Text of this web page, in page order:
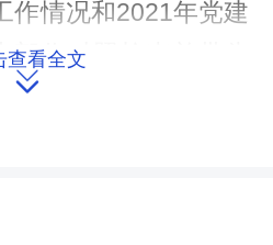
作情况和2021年党建
部作对照检查并带头
委成员及其他党员干
查看全文
